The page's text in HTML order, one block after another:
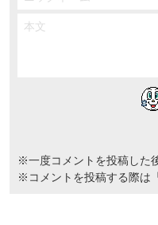
※一度コメントを投稿した
※コメントを投稿する際は